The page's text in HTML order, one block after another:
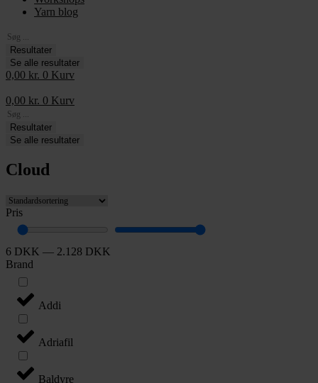
Yarn blog
Search
...Resultater
Se alle resultater
0,00 kr. 0 Kurv
0,00 kr. 0 Kurv
Search
...Resultater
Se alle resultater
Cloud
Pris
6 DKK — 2.128 DKK
Brand
Addi
Adriafil
Baldyre